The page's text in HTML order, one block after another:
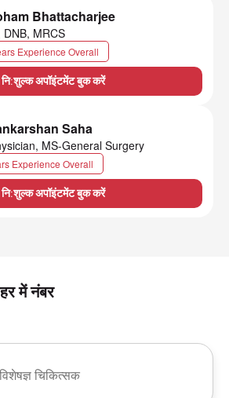
Bhattacharjee
DNB, MRCS
Experience Overall
नि:शुल्क अपॉइंटमेंट बुक करें
Saha
MS-General Surgery
Experience Overall
नि:शुल्क अपॉइंटमेंट बुक करें
में नंबर
चिकित्सक